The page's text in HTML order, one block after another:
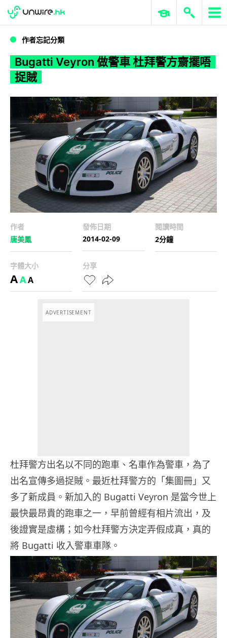
Bugatti Veyron 做警車 杜拜警方齋擺唔捉賊
WWDC 2026 ERP 與商業 AI
作者忘記分類
Bugatti Veyron 做警車 杜拜警方齋擺唔
捉賊
作者
唐美鳳
發佈日期
2014-02-09
閱讀時間
2分鐘
字體大小
AAA
分享
ADVERTISEMENT
杜拜警方出名以不同的跑車、名車作為警車，為了
出名宣傳多過捉賊。最近杜拜警方的「集圖冊」又
多了新成員。新加入的 Bugatti Veyron 是當今世上
最快最昂貴的跑車之一，早前曾經有相片流出，及
後證實是虛構；如今杜拜警方決定弄假成真，真的
將 Bugatti 收入警車車隊。